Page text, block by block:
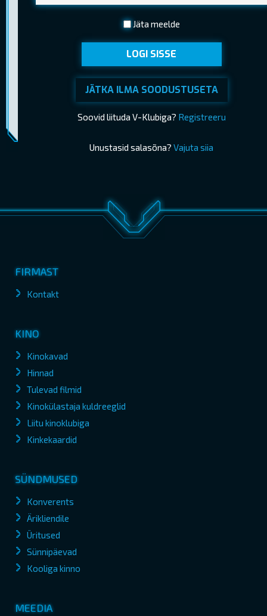
Jäta meelde
LOGI SISSE
JÄTKA ILMA SOODUSTUSETA
Soovid liituda V-Klubiga? Registreeru
Unustasid salasõna? Vajuta siia
(Kehtib EV pensionitunnistuse esitamisel)
Piletimüük lõppes 04.06.2026 19:20 OSTA PILETID
FIRMAST
Kontakt
KINO
Kinokavad
Hinnad
Tulevad filmid
Kinokülastaja kuldreeglid
Liitu kinoklubiga
Kinkekaardid
SÜNDMUSED
Konverents
Ärikliendile
Üritused
Sünnipäevad
Kooliga kinno
MEEDIA